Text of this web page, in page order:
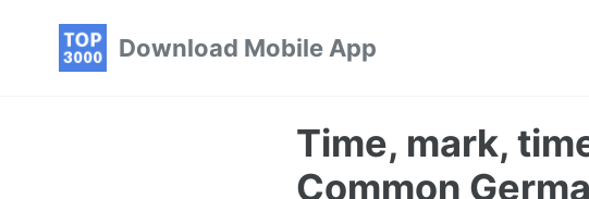
Download Mobile App
Time, mark,
Common